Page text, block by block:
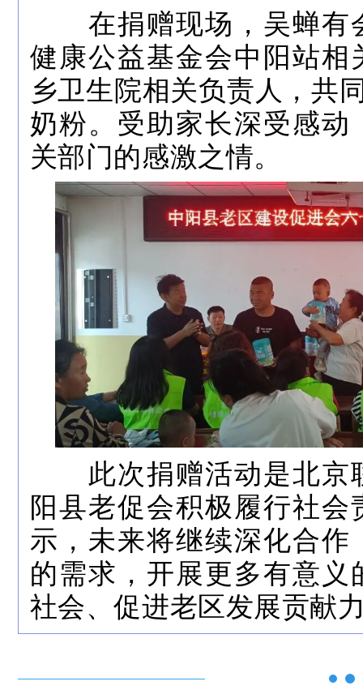
在捐赠现场，吴蝉有
健康公益基金会中阳站
乡卫生院相关负责人，共
奶粉。受助家长深受感
关部门的感激之情。
此次捐赠活动是北京
阳县老促会积极履行社
示，未来将继续深化合
的需求，开展更多有意
社会、促进老区发展贡献